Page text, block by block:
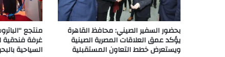
بحضور السفير الصيني: محافظ القاهرة
يؤكد عمق العلاقات المصرية الصينية
ويستعرض خطط التعاون المستقبلية
غرفة فندقية
السياحية